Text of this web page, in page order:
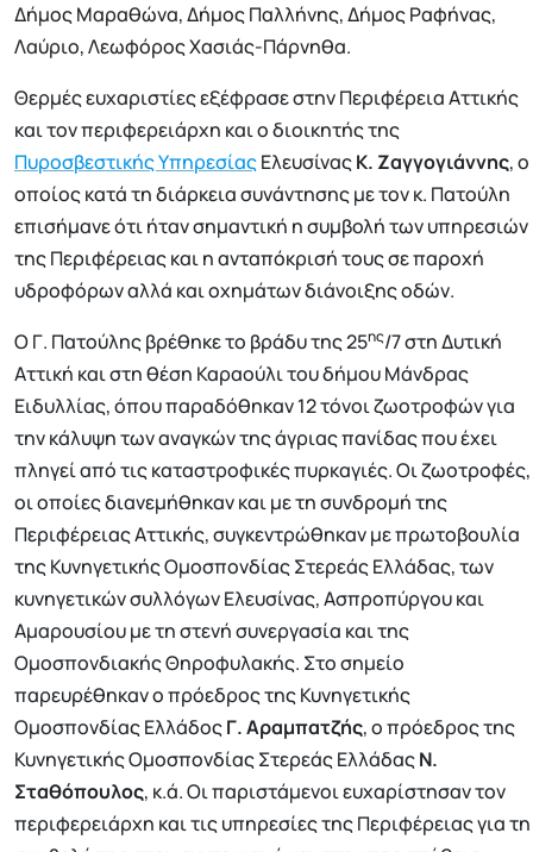
Δήμος Μαραθώνα, Δήμος Παλλήνης, Δήμος Ραφήνας,
Λαύριο, Λεωφόρος Χασιάς-Πάρνηθα.
Θερμές ευχαριστίες εξέφρασε στην Περιφέρεια Αττικής
και τον περιφερειάρχη και ο διοικητής της
Πυροσβεστικής ΥπηρεσίαςΕλευσίναςΚ. Ζαγγογιάννης, ο
οποίος κατά τη διάρκεια συνάντησης με τον κ. Πατούλη
επισήμανε ότι ήταν σημαντική η συμβολή των υπηρεσιών
της Περιφέρειας και η ανταπόκρισή τους σε παροχή
υδροφόρων αλλά και οχημάτων διάνοιξης οδών.
Ο Γ. Πατούλης βρέθηκε το βράδυ της 25ης/7 στη Δυτική
Αττική και στη θέση Καραούλι του δήμου Μάνδρας
Ειδυλλίας, όπου παραδόθηκαν 12 τόνοι ζωοτροφών για
την κάλυψη των αναγκών της άγριας πανίδας που έχει
πληγεί από τις καταστροφικές πυρκαγιές. Οι ζωοτροφές,
οι οποίες διανεμήθηκαν και με τη συνδρομή της
Περιφέρειας Αττικής, συγκεντρώθηκαν με πρωτοβουλία
της Κυνηγετικής Ομοσπονδίας Στερεάς Ελλάδας, των
κυνηγετικών συλλόγων Ελευσίνας, Ασπροπύργου και
Αμαρουσίου με τη στενή συνεργασία και της
Ομοσπονδιακής Θηροφυλακής. Στο σημείο
παρευρέθηκαν ο πρόεδρος της Κυνηγετικής
Ομοσπονδίας ΕλλάδοςΓ. Αραμπατζής, ο πρόεδρος της
Κυνηγετικής Ομοσπονδίας Στερεάς ΕλλάδαςΝ.
Σταθόπουλος, κ.ά. Οι παριστάμενοι ευχαρίστησαν τον
περιφερειάρχη και τις υπηρεσίες της Περιφέρειας για τη